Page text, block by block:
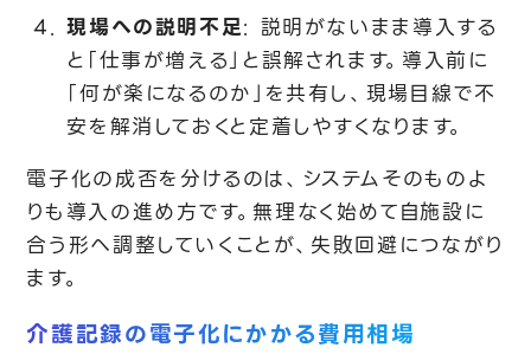
現場への説明不足: 説明がないまま導入する
と「仕事が増える」と誤解されます。導入前に
「何が楽になるのか」を共有し、現場目線で不
安を解消しておくと定着しやすくなります。
電子化の成否を分けるのは、システムそのものよ
りも導入の進め方です。無理なく始めて自施設に
合う形へ調整していくことが、失敗回避につながり
ます。
介護記録の電子化にかかる費用相場